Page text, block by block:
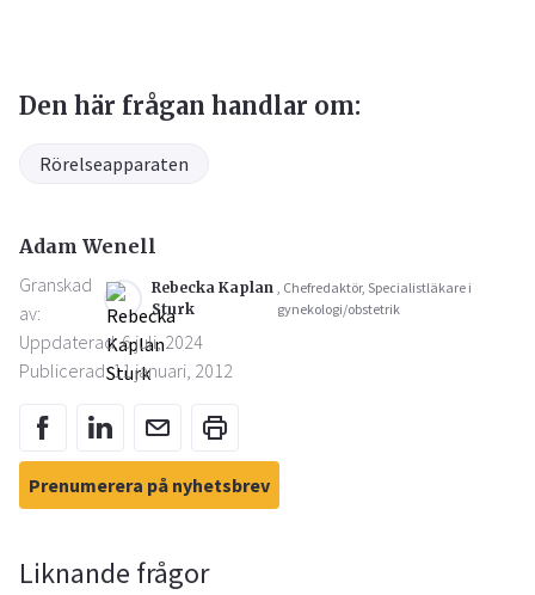
Den här frågan handlar om:
Rörelseapparaten
Adam Wenell
Granskad
av:
Rebecka Kaplan
Sturk
, Chefredaktör, Specialistläkare i
gynekologi/obstetrik
Uppdaterad: 6 juli, 2024
Publicerad: 11 januari, 2012
Prenumerera på nyhetsbrev
Liknande frågor